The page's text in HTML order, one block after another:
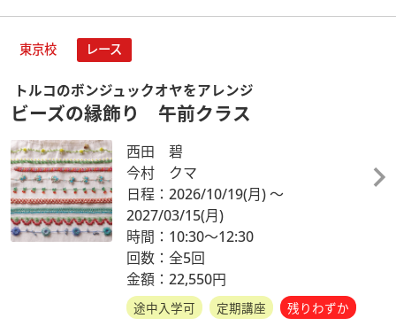
東京校 レース
トルコのボンジュックオヤをアレンジ
ビーズの縁飾り 午前クラス
西田 碧
今村 クマ
日程：2026/10/19(月)～
2027/03/15(月)
時間：10:30～12:30
回数：全5回
金額：22,550円
途中入学可 定期講座 残りわずか